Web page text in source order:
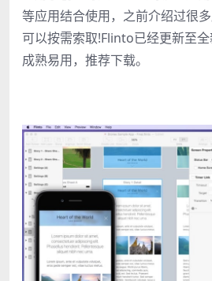
等应用结合使用，之前介绍过很
可以按需索取!Flinto已经更新至
成熟易用，推荐下载。